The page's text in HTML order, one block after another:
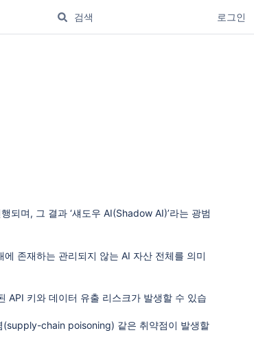
로그인
되며, 그 결과 ‘섀도우 AI(Shadow AI)’라는 광범
존재하는 관리되지 않는 AI 자산 전체를 의미
API 키와 데이터 유출 리스크가 발생할 수 있습
(supply-chain poisoning) 같은 취약점이 발생할